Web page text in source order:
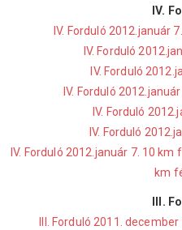
IV.
IV. Forduló 2012.január
IV. Forduló
IV. Forduló
IV. Forduló
IV. Forduló
IV. Forduló
IV. Forduló 2012.január 7. 10 km
km
III.
III. Forduló 2011.